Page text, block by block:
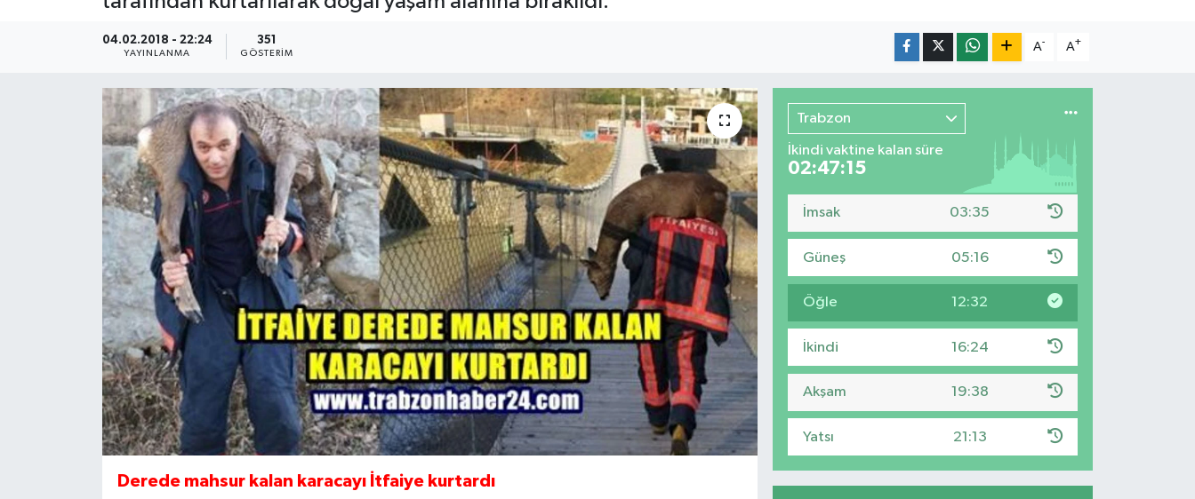
04.02.2018 - 22:24
YAYINLANMA
351
GÖSTERIM
A- A+
Derede mahsur kalan karacayı İtfaiye kurtardı
Trabzon
İkindi vaktine kalan süre
02:47:14
İmsak 03:35
Güneş 05:16
Öğle 12:32
İkindi 16:24
Akşam 19:38
Yatsı 21:13